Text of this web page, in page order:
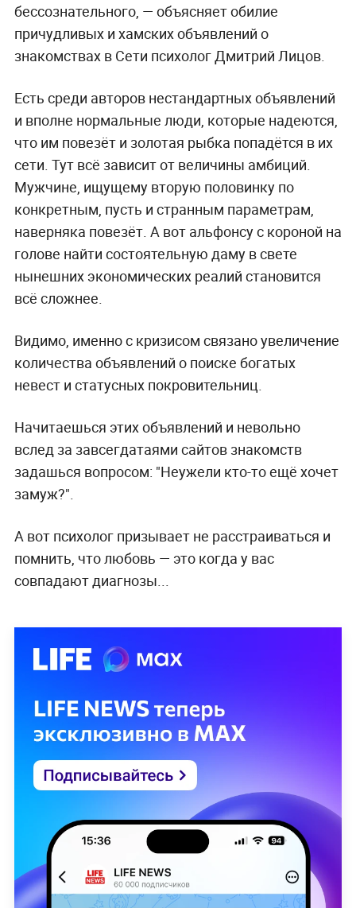
бессознательного, — объясняет обилие
причудливых и хамских объявлений о
знакомствах в Сети психолог Дмитрий Лицов.
Есть среди авторов нестандартных объявлений
и вполне нормальные люди, которые надеются,
что им повезёт и золотая рыбка попадётся в их
сети. Тут всё зависит от величины амбиций.
Мужчине, ищущему вторую половинку по
конкретным, пусть и странным параметрам,
наверняка повезёт. А вот альфонсу с короной на
голове найти состоятельную даму в свете
нынешних экономических реалий становится
всё сложнее.
Видимо, именно с кризисом связано увеличение
количества объявлений о поиске богатых
невест и статусных покровительниц.
Начитаешься этих объявлений и невольно
вслед за завсегдатаями сайтов знакомств
задашься вопросом: "Неужели кто-то ещё хочет
замуж?".
А вот психолог призывает не расстраиваться и
помнить, что любовь — это когда у вас
совпадают диагнозы...